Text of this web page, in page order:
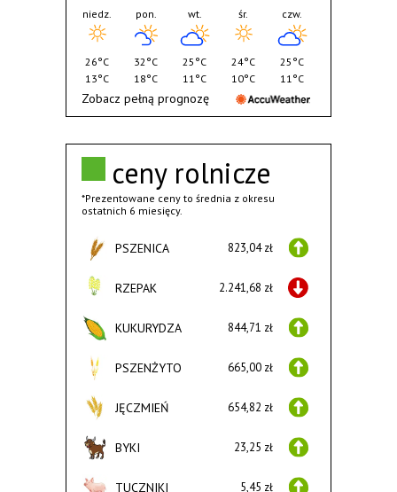
ceny rolnicze
*Prezentowane ceny to średnia z okresu
ostatnich 6 miesięcy.
PSZENICA 823,04 zł
RZEPAK 2.241,68 zł
KUKURYDZA 844,71 zł
PSZENŻYTO 665,00 zł
JĘCZMIEŃ 654,82 zł
BYKI 23,25 zł
TUCZNIKI 5,45 zł
niedz.
26°C
13°C
pon.
32°C
18°C
wt.
25°C
11°C
śr.
24°C
10°C
czw.
25°C
11°C
Zobacz pełną prognozę